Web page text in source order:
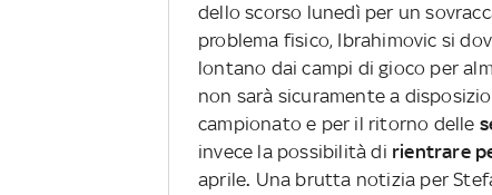
dello scorso lunedì per un
problema fisico, Ibrahimovic si
lontano dai campi di gioco per
non sarà sicuramente a
campionato e per il ritorno delle
invece la possibilità di rientrare
aprile. Una brutta notizia per